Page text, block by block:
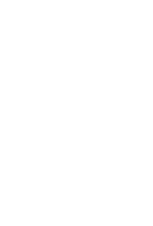
โพสต์ขายอสังหา
หน้าแรกได้จริงๆ
มีค่านายหน้า
ากกว่า ที่เดียว ที่